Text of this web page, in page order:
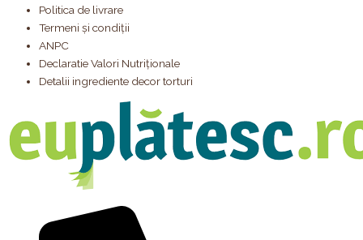
Politica de livrare
Termeni și condiții
ANPC
Declaratie Valori Nutriționale
Detalii ingrediente decor torturi